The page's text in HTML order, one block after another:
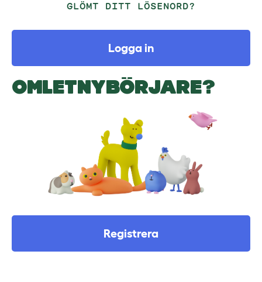
GLÖMT DITT LÖSENORD?
Logga in
OMLETNYBÖRJARE?
Registrera